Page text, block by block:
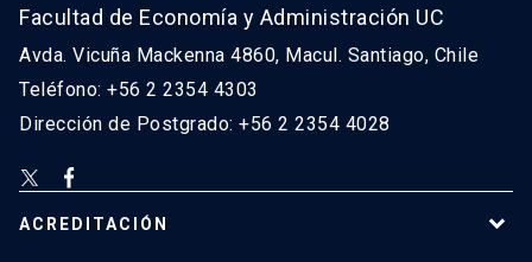
Facultad de Economía y Administración UC
Avda. Vicuña Mackenna 4860, Macul. Santiago, Chile
Teléfono: +56 2 2354 4303
Dirección de Postgrado: +56 2 2354 4028
ACREDITACIÓN